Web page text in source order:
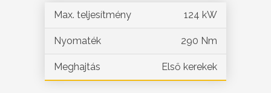
Max. teljesítmény 124 kW
Nyomaték 290 Nm
Meghajtás Első kerekek